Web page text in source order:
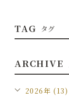
TAG タグ
ARCHIVE
2026年 (13)